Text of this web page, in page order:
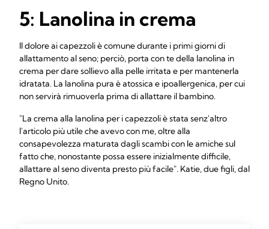
5: Lanolina in crema
Il dolore ai capezzoli è comune durante i primi giorni di
allattamento al seno; perciò, porta con te della lanolina in
crema per dare sollievo alla pelle irritata e per mantenerla
idratata. La lanolina pura è atossica e ipoallergenica, per cui
non servirà rimuoverla prima di allattare il bambino.
"La crema alla lanolina per i capezzoli è stata senz'altro
l'articolo più utile che avevo con me, oltre alla
consapevolezza maturata dagli scambi con le amiche sul
fatto che, nonostante possa essere inizialmente difficile,
allattare al seno diventa presto più facile". Katie, due figli, dal
Regno Unito.